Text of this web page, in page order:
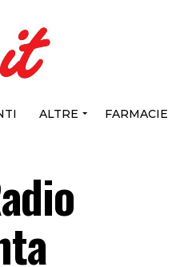
ALTRE FARMACIE